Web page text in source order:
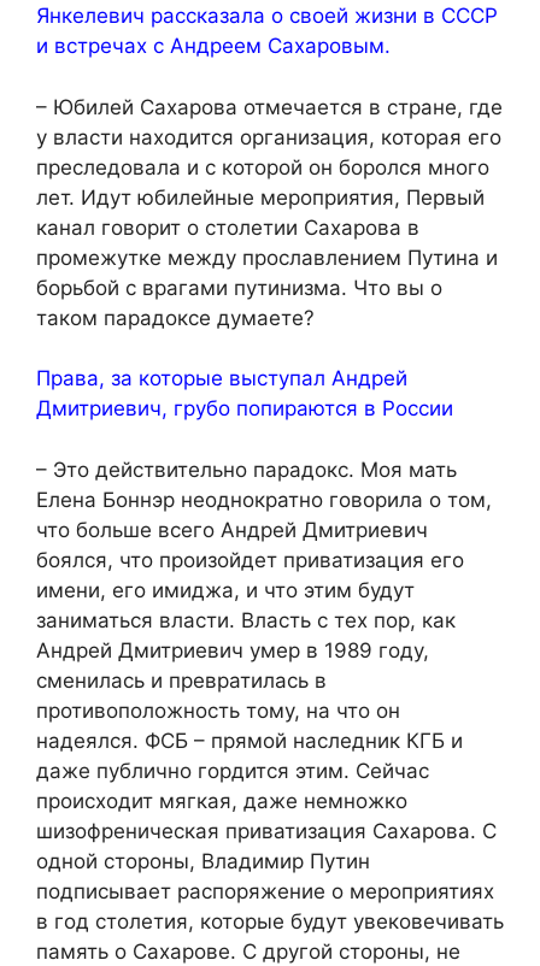
Янкелевич рассказала о своей жизни в СССР
и встречах с Андреем Сахаровым.
– Юбилей Сахарова отмечается в стране, где
у власти находится организация, которая его
преследовала и с которой он боролся много
лет. Идут юбилейные мероприятия, Первый
канал говорит о столетии Сахарова в
промежутке между прославлением Путина и
борьбой с врагами путинизма. Что вы о
таком парадоксе думаете?
Права, за которые выступал Андрей
Дмитриевич, грубо попираются в России
– Это действительно парадокс. Моя мать
Елена Боннэр неоднократно говорила о том,
что больше всего Андрей Дмитриевич
боялся, что произойдет приватизация его
имени, его имиджа, и что этим будут
заниматься власти. Власть с тех пор, как
Андрей Дмитриевич умер в 1989 году,
сменилась и превратилась в
противоположность тому, на что он
надеялся. ФСБ – прямой наследник КГБ и
даже публично гордится этим. Сейчас
происходит мягкая, даже немножко
шизофреническая приватизация Сахарова. С
одной стороны, Владимир Путин
подписывает распоряжение о мероприятиях
в год столетия, которые будут увековечивать
память о Сахарове. С другой стороны, не